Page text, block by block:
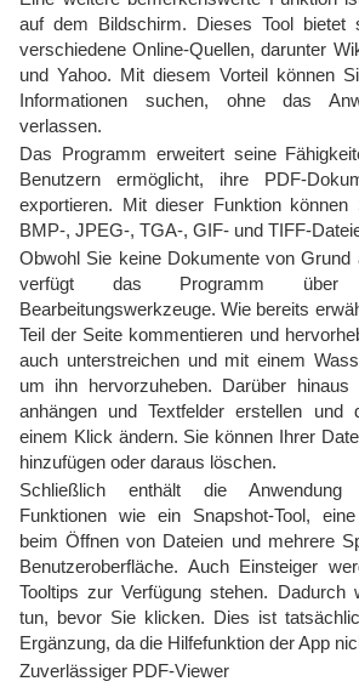
auf dem Bildschirm. Dieses Tool bietet
verschiedene Online-Quellen, darunter
und Yahoo. Mit diesem Vorteil können
Informationen suchen, ohne das
verlassen.
Das Programm erweitert seine
Benutzern ermöglicht, ihre PDF-
exportieren. Mit dieser Funktion
BMP-, JPEG-, TGA-, GIF- und TIFF-
Obwohl Sie keine Dokumente von Grund
verfügt das Programm über
Bearbeitungswerkzeuge. Wie bereits
Teil der Seite kommentieren und
auch unterstreichen und mit einem
um ihn hervorzuheben. Darüber
anhängen und Textfelder erstellen
einem Klick ändern. Sie können Ihrer
hinzufügen oder daraus löschen.
Schließlich enthält die Anwendung
Funktionen wie ein Snapshot-Tool,
beim Öffnen von Dateien und mehrere
Benutzeroberfläche. Auch Einsteiger
Tooltips zur Verfügung stehen.
tun, bevor Sie klicken. Dies ist
Ergänzung, da die Hilfefunktion der App
Zuverlässiger PDF-Viewer